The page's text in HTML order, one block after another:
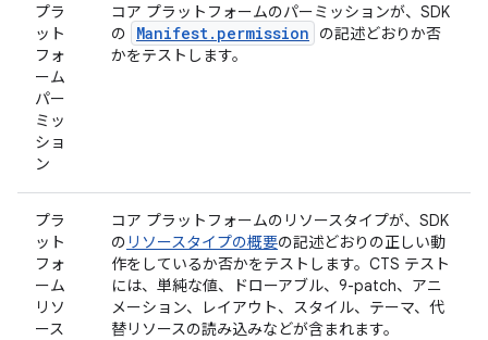
プラ
ット
フォ
ーム
パー
ミッ
ショ
ン
コア プラットフォームのパーミッションが、SDK
の
Manifest.permission
の記述どおりか否
かをテストします。
プラ
ット
フォ
ーム
リソ
ース
コア プラットフォームのリソースタイプが、SDK
の リソースタイプの概要の記述どおりの正しい動
作をしているか否かをテストします。CTS テスト
には、単純な値、ドローアブル、9-patch、アニ
メーション、レイアウト、スタイル、テーマ、代
替リソースの読み込みなどが含まれます。